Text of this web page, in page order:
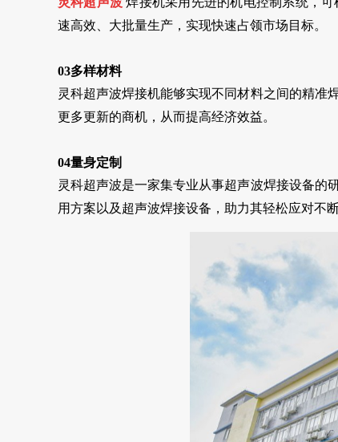
速高效、大批量生产，实现快速占领市场目标。
03多样材料
灵科超声波焊接机能够实现不同材料之间的精准
更多更新的商机，从而提高经济效益。
04量身定制
灵科超声波是一家集专业从事超声波焊接设备的
用方案以及超声波焊接设备，助力其轻松应对不